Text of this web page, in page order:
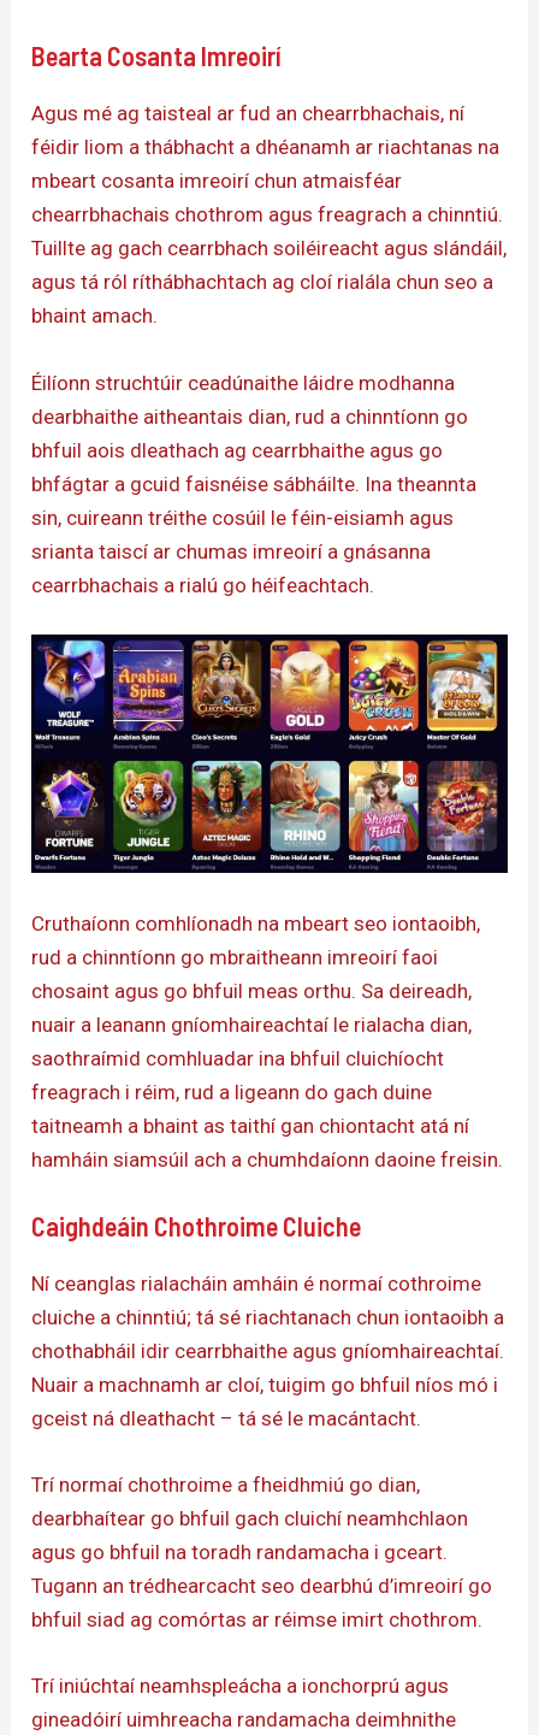
Bearta Cosanta Imreoirí
Agus mé ag taisteal ar fud an chearrbhachais, ní
féidir liom a thábhacht a dhéanamh ar riachtanas na
mbeart cosanta imreoirí chun atmaisféar
chearrbhachais chothrom agus freagrach a chinntiú.
Tuillte ag gach cearrbhach soiléireacht agus slándáil,
agus tá ról ríthábhachtach ag cloí rialála chun seo a
bhaint amach.
Éilíonn struchtúir ceadúnaithe láidre modhanna
dearbhaithe aitheantais dian, rud a chinntíonn go
bhfuil aois dleathach ag cearrbhaithe agus go
bhfágtar a gcuid faisnéise sábháilte. Ina theannta
sin, cuireann tréithe cosúil le féin-eisiamh agus
srianta taiscí ar chumas imreoirí a gnásanna
cearrbhachais a rialú go héifeachtach.
Cruthaíonn comhlíonadh na mbeart seo iontaoibh,
rud a chinntíonn go mbraitheann imreoirí faoi
chosaint agus go bhfuil meas orthu. Sa deireadh,
nuair a leanann gníomhaireachtaí le rialacha dian,
saothraímid comhluadar ina bhfuil cluichíocht
freagrach i réim, rud a ligeann do gach duine
taitneamh a bhaint as taithí gan chiontacht atá ní
hamháin siamsúil ach a chumhdaíonn daoine freisin.
Caighdeáin Chothroime Cluiche
Ní ceanglas rialacháin amháin é normaí cothroime
cluiche a chinntiú; tá sé riachtanach chun iontaoibh a
chothabháil idir cearrbhaithe agus gníomhaireachtaí.
Nuair a machnamh ar cloí, tuigim go bhfuil níos mó i
gceist ná dleathacht – tá sé le macántacht.
Trí normaí chothroime a fheidhmiú go dian,
dearbhaítear go bhfuil gach cluichí neamhchlaon
agus go bhfuil na toradh randamacha i gceart.
Tugann an trédhearcacht seo dearbhú d’imreoirí go
bhfuil siad ag comórtas ar réimse imirt chothrom.
Trí iniúchtaí neamhspleácha a ionchorprú agus
gineadóirí uimhreacha randamacha deimhnithe